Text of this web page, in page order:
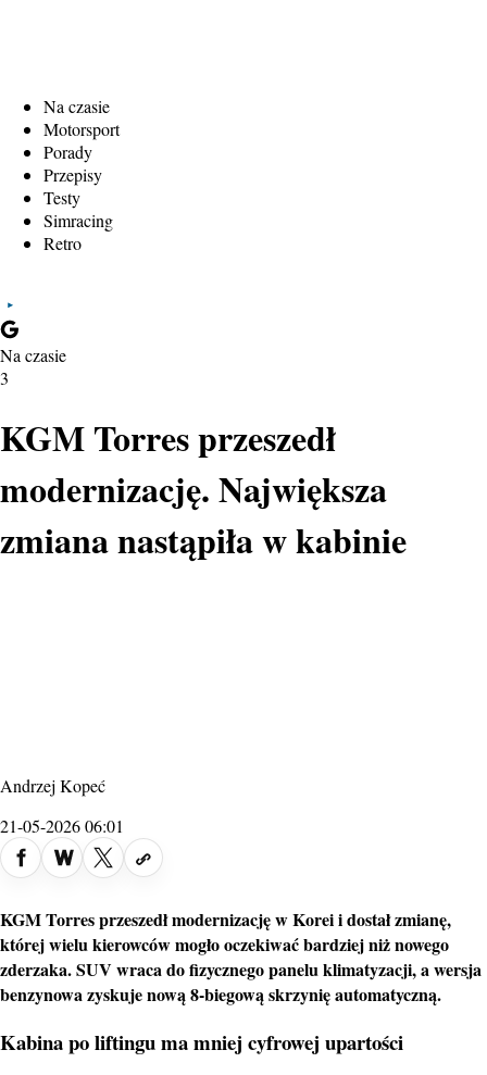
Na czasie
Motorsport
Porady
Przepisy
Testy
Simracing
Retro
Na czasie
3
KGM Torres przeszedł
modernizację. Największa
zmiana nastąpiła w kabinie
Andrzej Kopeć
21-05-2026 06:01
KGM Torres przeszedłmodernizacjęw Korei i dostał zmianę,
której wielu kierowców mogło oczekiwać bardziej niż nowego
zderzaka. SUV wraca do fizycznego panelu klimatyzacji, a wersja
benzynowa zyskuje nową 8-biegową skrzynię automatyczną.
Kabina po liftingu ma mniej cyfrowej upartości